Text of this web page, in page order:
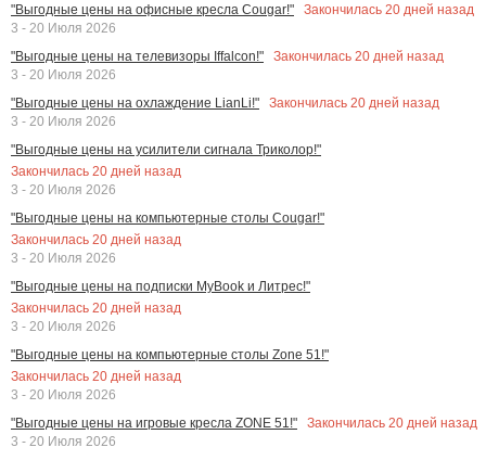
"Выгодные цены на офисные кресла Cougar!" Закончилась 20 дней назад
3 - 20 Июля 2026
"Выгодные цены на телевизоры Iffalcon!"
Закончилась 20 дней назад
3 - 20 Июля 2026
"Выгодные цены на охлаждение LianLi!"
Закончилась 20 дней назад
3 - 20 Июля 2026
"Выгодные цены на усилители сигнала Триколор!"
Закончилась 20 дней назад
3 - 20 Июля 2026
"Выгодные цены на компьютерные столы Cougar!"
Закончилась 20 дней назад
3 - 20 Июля 2026
"Выгодные цены на подписки MyBook и Литрес!"
Закончилась 20 дней назад
3 - 20 Июля 2026
"Выгодные цены на компьютерные столы Zone 51!"
Закончилась 20 дней назад
3 - 20 Июля 2026
"Выгодные цены на игровые кресла ZONE 51!"
Закончилась 20 дней назад
3 - 20 Июля 2026